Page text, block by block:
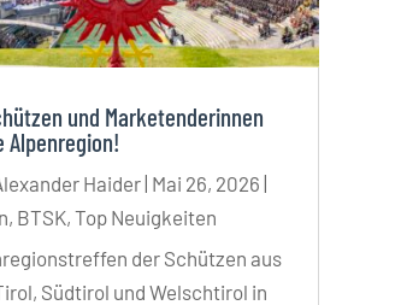
und Marketenderinnen
Alpenregion!
Haider| Mai 26, 2026 |
, BTSK, Top Neuigkeiten
der Schützen aus
Südtirol und Welschtirol in